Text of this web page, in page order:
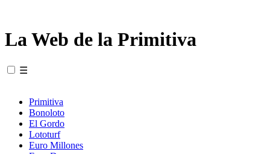
La Web de la Primitiva
☰
Primitiva
Bonoloto
El Gordo
Lototurf
Euro Millones